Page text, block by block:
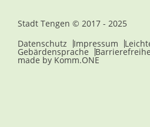
Stadt Tengen © 2017 - 2025
Datenschutz
Impressum
Gebärdensprache
made by Komm.ONE